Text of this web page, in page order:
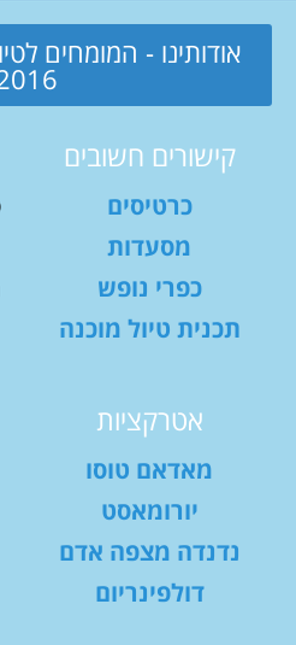
אודותינו - המומחים
קישורים חשובים
כרטיסים
מסעדות
כפרי נופש
תכנית טיול מוכנה
אטרקציות
מאדאם טוסו
יורומאסט
נדנדה מצפה אדם
דולפינריום